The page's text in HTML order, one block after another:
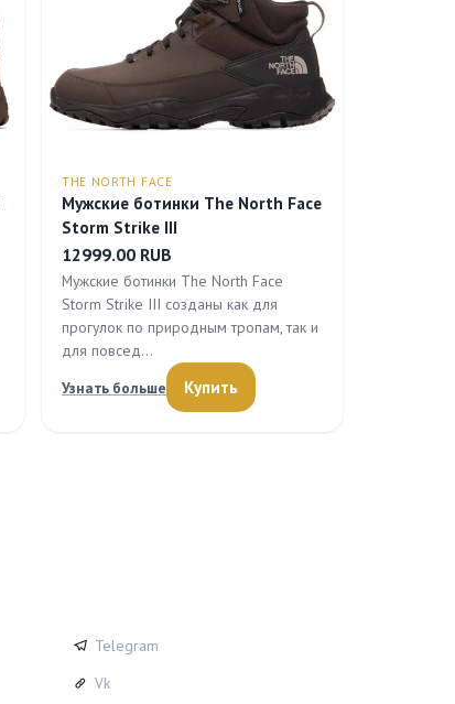
THE NORTH FACE
Мужские ботинки The North Face
Storm Strike III
12999.00 RUB
Мужские ботинки The North Face
Storm Strike III созданы как для
прогулок по природным тропам, так и
для повсед…
Узнать больше
Купить
Telegram
Vk